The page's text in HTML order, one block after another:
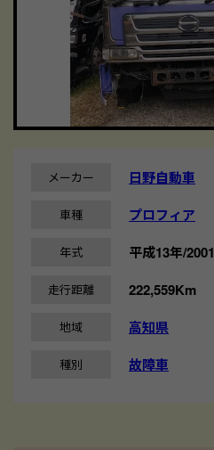
メーカー 日野自動車
車種 プロフィア
年式 平成13年/
走行距離 222,559Km
地域 高知県
種別 故障車